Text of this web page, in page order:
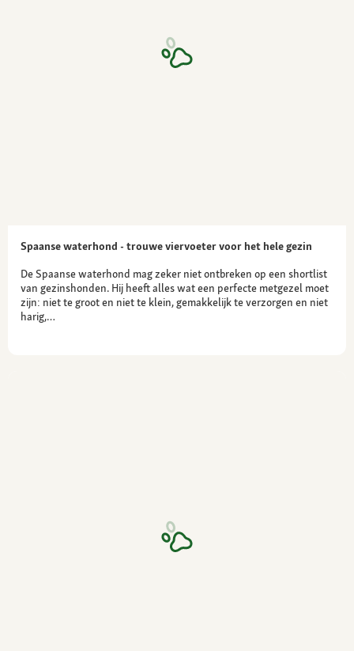
Spaanse waterhond - trouwe viervoeter voor het hele gezin
De Spaanse waterhond mag zeker niet ontbreken op een shortlist
van gezinshonden. Hij heeft alles wat een perfecte metgezel moet
zijn: niet te groot en niet te klein, gemakkelijk te verzorgen en niet
harig,…